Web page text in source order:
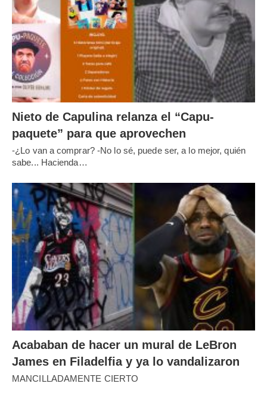
Nieto de Capulina relanza el “Capu-
paquete” para que aprovechen
-¿Lo van a comprar? -No lo sé, puede ser, a lo mejor, quién
sabe... Hacienda…
Acababan de hacer un mural de LeBron
James en Filadelfia y ya lo vandalizaron
MANCILLADAMENTE CIERTO